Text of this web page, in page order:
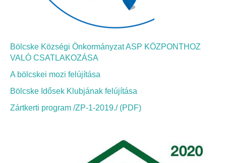
ÖNKORMÁNYZAT
Képviselő-testület
Képviselő-testületi ülések
Bizottságok
A helyi választási bizottság
Bölcske Községi Önkormányzat ASP KÖZPONTHOZ
VALÓ CSATLAKOZÁSA
A bölcskei mozi felújítása
Bölcske Idősek Klubjának felújítása
Zártkerti program /ZP-1-2019./ (PDF)